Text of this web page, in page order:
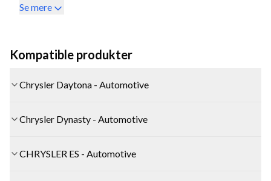
Se mere
Kompatible produkter
Chrysler Daytona - Automotive
Chrysler Dynasty - Automotive
CHRYSLER ES - Automotive